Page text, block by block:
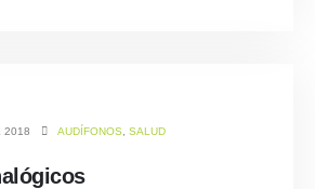
2018 AUDÍFONOS SALUD